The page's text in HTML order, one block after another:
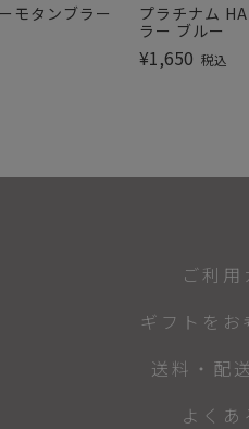
モタンブラー
プラチナム
ラー ブルー
¥1,650 税込
ご利用
ギフトを
送料・配
よくあ